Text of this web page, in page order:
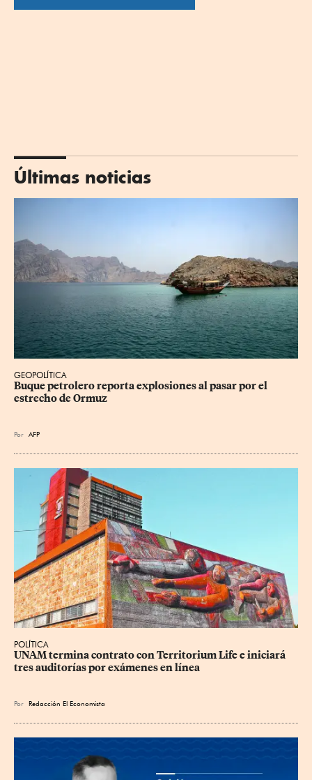
Últimas noticias
GEOPOLÍTICA
Buque petrolero reporta explosiones al pasar por el
estrecho de Ormuz
Por AFP
POLÍTICA
UNAM termina contrato con Territorium Life e iniciará
tres auditorías por exámenes en línea
Por Redacción El Economista